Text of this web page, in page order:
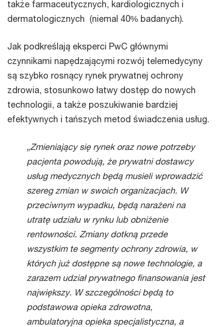
także farmaceutycznych, kardiologicznych i
dermatologicznych (niemal 40% badanych).
Jak podkreślają eksperci PwC głównymi
czynnikami napędzającymi rozwój telemedycyny
są szybko rosnący rynek prywatnej ochrony
zdrowia, stosunkowo łatwy dostęp do nowych
technologii, a także poszukiwanie bardziej
efektywnych i tańszych metod świadczenia usług.
„Zmieniający się rynek oraz nowe potrzeby
pacjenta powodują, że prywatni dostawcy
usług medycznych będą musieli wprowadzić
szereg zmian w swoich organizacjach. W
przeciwnym wypadku, będą narażeni na
utratę udziału w rynku lub obniżenie
rentowności. Zmiany dotkną przede
wszystkim te segmenty ochrony zdrowia, w
których już dostępne są nowe technologie, a
zarazem udział prywatnego finansowania jest
największy. W szczególności będą to
podstawowa opieka zdrowotna,
ambulatoryjna opieka specjalistyczna, a